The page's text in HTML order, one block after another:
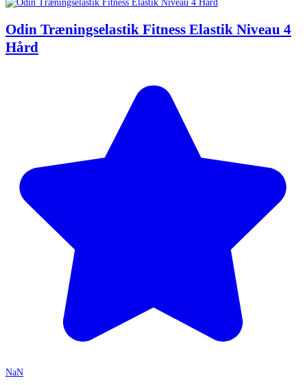
Odin Træningselastik Fitness Elastik Niveau 4
Hård
NaN